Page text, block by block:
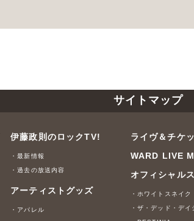
サイトマップ
伊藤政則のロックTV!
・最新情報
・過去の放送内容
アーティストグッズ
・アパレル
ライヴ＆チケ
WARD LIVE
オフィシャル
・ホワイトスネイク
・ザ・デッド・デイ